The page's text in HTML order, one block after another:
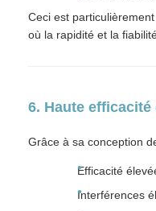
Ceci est
où la rapidité et la
6. Haute
Grâce à sa conception
Efficacité
Interférences